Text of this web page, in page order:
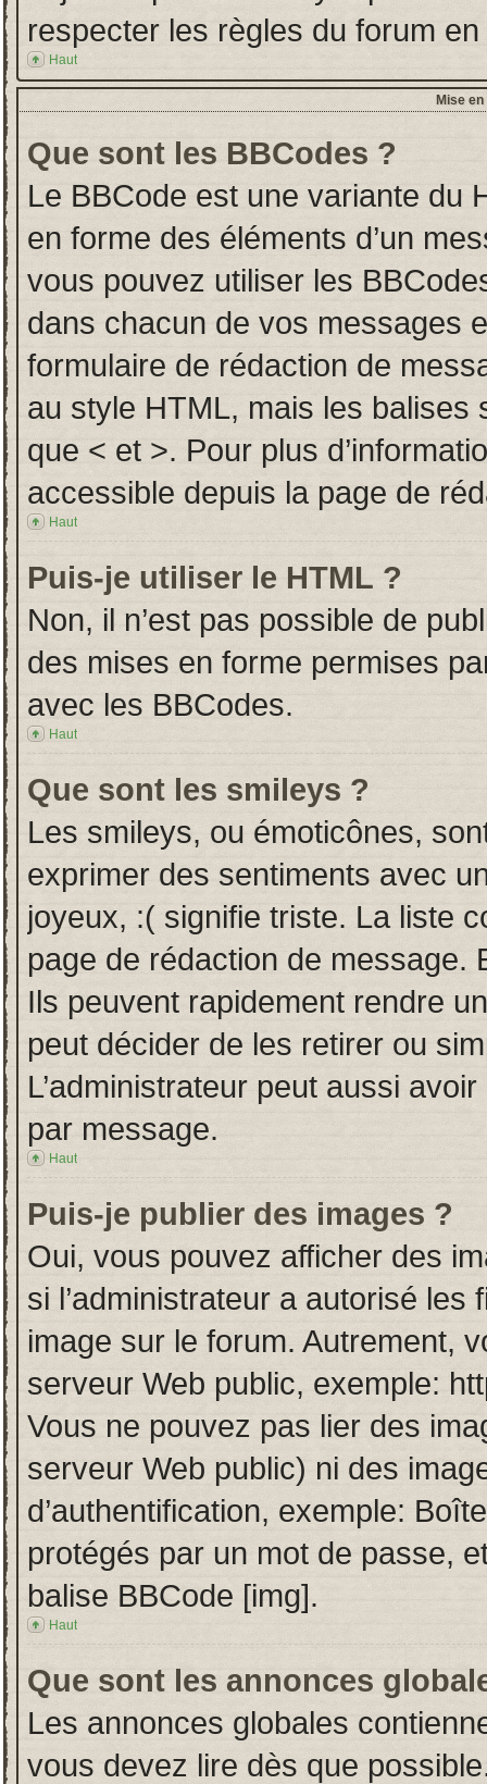
respecter les règles du forum
Haut
Mise
Que sont les BBCodes ?
Le BBCode est une variante du
en forme des éléments d’un
vous pouvez utiliser les
dans chacun de vos messages
formulaire de rédaction de
au style HTML, mais les
que < et >. Pour plus
accessible depuis la page de
Haut
Puis-je utiliser le HTML ?
Non, il n’est pas possible de
des mises en forme permises
avec les BBCodes.
Haut
Que sont les smileys ?
Les smileys, ou émoticônes,
exprimer des sentiments avec
joyeux, :( signifie triste. La liste
page de rédaction de message.
Ils peuvent rapidement rendre
peut décider de les retirer ou
L’administrateur peut aussi
par message.
Haut
Puis-je publier des images ?
Oui, vous pouvez afficher des
si l’administrateur a autorisé
image sur le forum. Autrement,
serveur Web public, exemple:
Vous ne pouvez pas lier des
serveur Web public) ni des
d’authentification, exemple:
protégés par un mot de passe,
balise BBCode [img].
Haut
Que sont les annonces
Les annonces globales
vous devez lire dès que